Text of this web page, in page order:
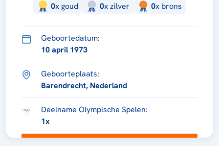
0x goud 0xzilver 0x brons
Geboortedatum:
10 april 1973
Geboorteplaats:
Barendrecht, Nederland
Deelname Olympische Spelen:
1x